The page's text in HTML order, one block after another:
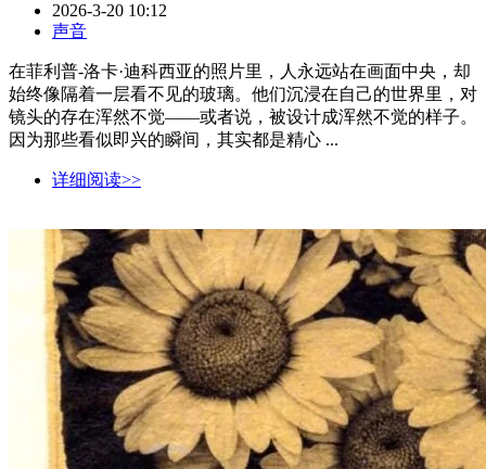
2026-3-20 10:12
声音
在菲利普-洛卡·迪科西亚的照片里，人永远站在画面中央，却
始终像隔着一层看不见的玻璃。他们沉浸在自己的世界里，对
镜头的存在浑然不觉——或者说，被设计成浑然不觉的样子。
因为那些看似即兴的瞬间，其实都是精心 ...
详细阅读>>